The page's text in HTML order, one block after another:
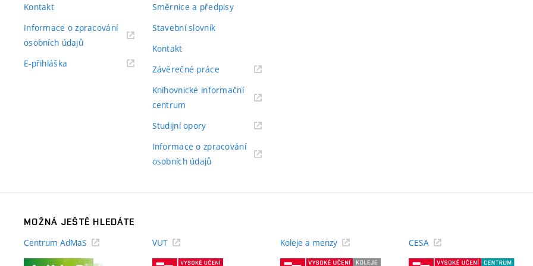
Kontakt
Informace o zpracování
osobních údajů(externí
E-přihláška
Směrnice a předpisy
Stavební slovník
Kontakt
Závěrečné práce(externí
Knihovnické informační
centrum
Studijní opory(externí
Informace o zpracování
osobních údajů(externí
MOŽNÁ JEŠTĚ HLEDÁTE
Centrum AdMaS
VUT
(externí
Koleje a menzy
(externí
CESA